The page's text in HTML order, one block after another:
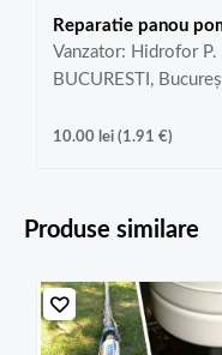
Reparatie panou
Vanzator: Hidrofor P.
BUCURESTI,
10.00 lei(1.91 €)
Produse similare